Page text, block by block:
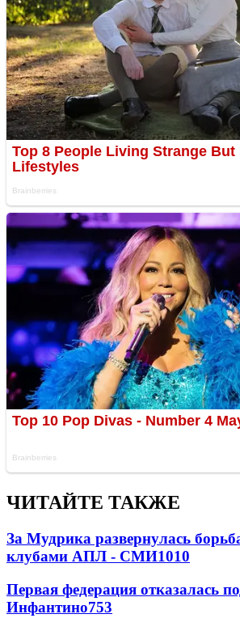
ЧИТАЙТЕ ТАКЖЕ
За Мудрика развернулась
клубами АПЛ - СМИ1010
Первая федерация отказалась
Инфантино753